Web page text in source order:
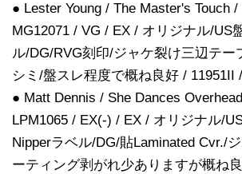
● Lester Young / The Master's Touch
MG12071 / VG / EX / オリジナル/US
ル/DG/RVG刻印/ジャケ裂け三辺テー
シミ/盤スレ程度で概ね良好 / 11951II
● Matt Dennis / She Dances
LPM1065 / EX(-) / EX / オリジナル/
Nipperラベル/DG/貼Laminated Cvr./
ーティング剥がれ少ありますが概ね